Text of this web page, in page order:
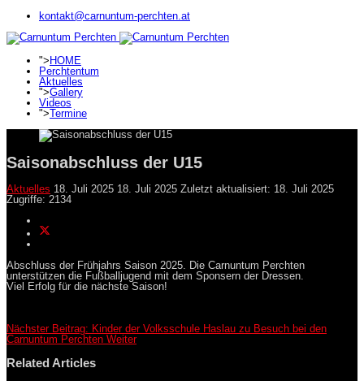
kontakt@carnuntum-perchten.at
"> HOME
Perchtentum
Aktuelles
">Gallery
Videos
">Termine
Saisonabschluss der U15
Aktuelles 18. Juli 2025 18. Juli 2025 Zuletzt aktualisiert: 18. Juli 2025
Zugriffe: 2134
Abschluss der Frühjahrs Saison 2025. Die Carnuntum Perchten
unterstützen die Fußballjugend mit dem Sponsern der Dressen.
Viel Erfolg für die nächste Saison!
Nächster Beitrag: Kinder der Volksschule Haslau zu Besuch bei den
Carnuntum Perchten Weiter
Related Articles